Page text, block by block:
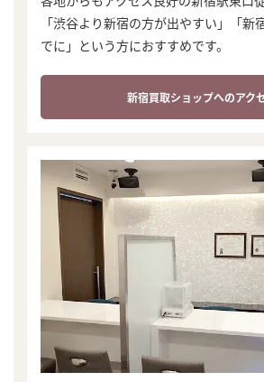
「渋谷より新宿の方が出やすい」「新
でに」という方におすすめです。
新宿買取ショップへのアク